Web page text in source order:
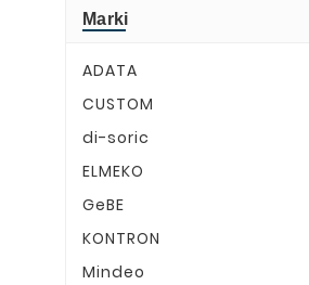
Marki
ADATA
CUSTOM
di-soric
ELMEKO
GeBE
KONTRON
Mindeo